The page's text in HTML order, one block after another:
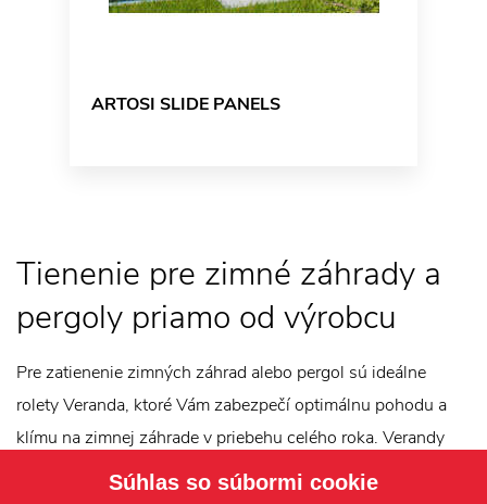
ARTOSI SLIDE PANELS
Tienenie pre zimné záhrady a
pergoly priamo od výrobcu
Pre zatienenie zimných záhrad alebo pergol sú ideálne
rolety Veranda, ktoré Vám zabezpečí optimálnu pohodu a
klímu na zimnej záhrade v priebehu celého roka. Verandy
nielenže umožní regulovať teplo, ale aj prechod svetla, a tým
Súhlas so súbormi cookie